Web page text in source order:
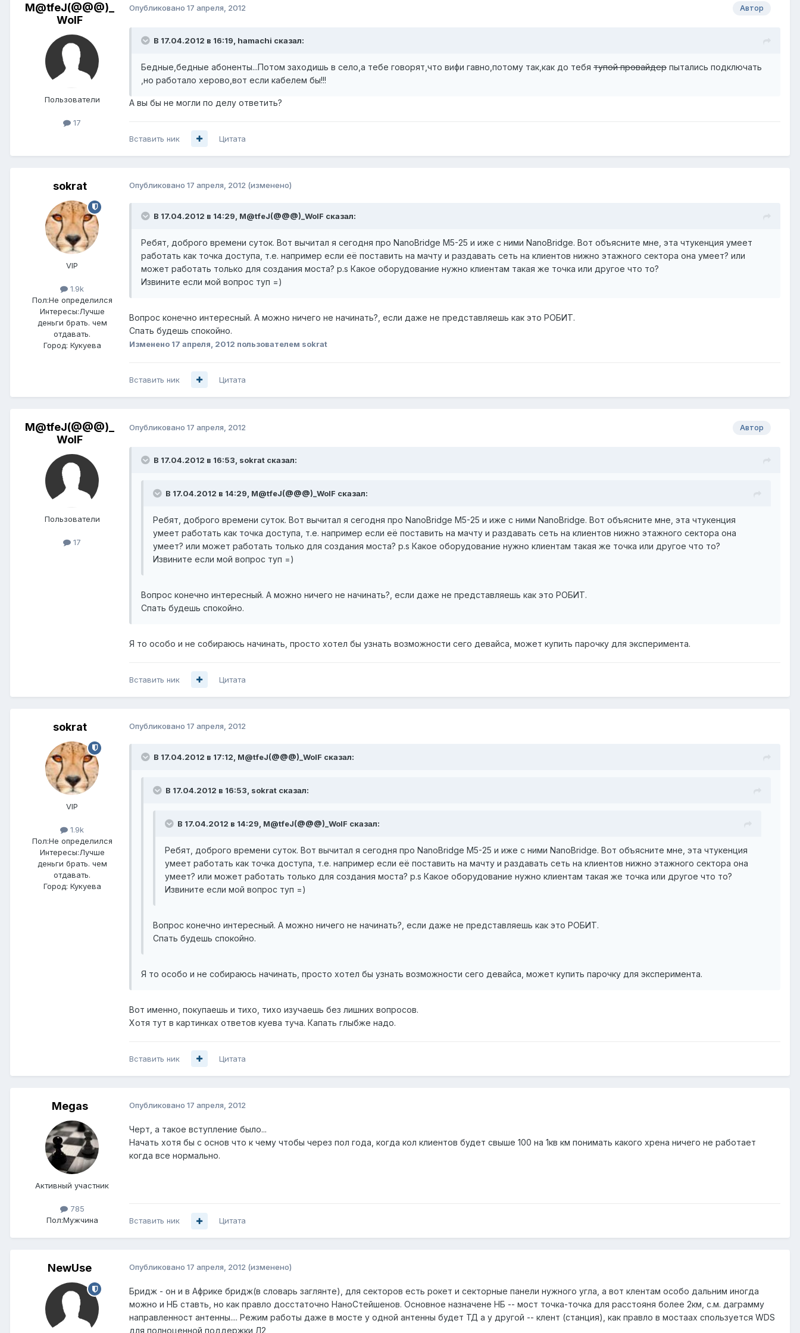
M@tfeJ(@@@)_
WolF
Пользователи
17
Автор
Опубликовано 17 апреля, 2012
В 17.04.2012 в 16:19, hamachi сказал:
Бедные,бедные абоненты...Потом заходишь в село,а тебе говорят,что вифи гавно,потому так,как до тебя тупой провайдер пытались подключать
,но работало херово,вот если кабелем бы!!!
А вы бы не могли по делу ответить?
Вставить ник Цитата
sokrat
VIP
1.9k
Пол:Не определился
Интересы:Лучше
деньги брать. чем
отдавать.
Город: Кукуева
Опубликовано 17 апреля, 2012 (изменено)
В 17.04.2012 в 14:29, M@tfeJ(@@@)_WolF сказал:
Ребят, доброго времени суток. Вот вычитал я сегодня про NanoBridge M5-25 и иже с ними NanoBridge. Вот объясните мне, эта чтукенция умеет
работать как точка доступа, т.е. например если её поставить на мачту и раздавать сеть на клиентов нижно этажного сектора она умеет? или
может работать только для создания моста? p.s Какое оборудование нужно клиентам такая же точка или другое что то?
Извините если мой вопрос туп =)
Вопрос конечно интересный. А можно ничего не начинать?, если даже не представляешь как это РОБИТ.
Спать будешь спокойно.
Изменено 17 апреля, 2012 пользователем sokrat
Вставить ник Цитата
M@tfeJ(@@@)_
WolF
Пользователи
17
Автор
Опубликовано 17 апреля, 2012
В 17.04.2012 в 16:53, sokrat сказал:
В 17.04.2012 в 14:29, M@tfeJ(@@@)_WolF сказал:
Ребят, доброго времени суток. Вот вычитал я сегодня про NanoBridge M5-25 и иже с ними NanoBridge. Вот объясните мне, эта чтукенция
умеет работать как точка доступа, т.е. например если её поставить на мачту и раздавать сеть на клиентов нижно этажного сектора она
умеет? или может работать только для создания моста? p.s Какое оборудование нужно клиентам такая же точка или другое что то?
Извините если мой вопрос туп =)
Вопрос конечно интересный. А можно ничего не начинать?, если даже не представляешь как это РОБИТ.
Спать будешь спокойно.
Я то особо и не собираюсь начинать, просто хотел бы узнать возможности сего девайса, может купить парочку для эксперимента.
Вставить ник Цитата
sokrat
VIP
1.9k
Пол:Не определился
Интересы:Лучше
деньги брать. чем
отдавать.
Город: Кукуева
Опубликовано 17 апреля, 2012
В 17.04.2012 в 17:12, M@tfeJ(@@@)_WolF сказал:
В 17.04.2012 в 16:53, sokrat сказал:
В 17.04.2012 в 14:29, M@tfeJ(@@@)_WolF сказал:
Ребят, доброго времени суток. Вот вычитал я сегодня про NanoBridge M5-25 и иже с ними NanoBridge. Вот объясните мне, эта чтукенция
умеет работать как точка доступа, т.е. например если её поставить на мачту и раздавать сеть на клиентов нижно этажного сектора она
умеет? или может работать только для создания моста? p.s Какое оборудование нужно клиентам такая же точка или другое что то?
Извините если мой вопрос туп =)
Вопрос конечно интересный. А можно ничего не начинать?, если даже не представляешь как это РОБИТ.
Спать будешь спокойно.
Я то особо и не собираюсь начинать, просто хотел бы узнать возможности сего девайса, может купить парочку для эксперимента.
Вот именно, покупаешь и тихо, тихо изучаешь без лишних вопросов.
Хотя тут в картинках ответов куева туча. Капать глыбже надо.
Вставить ник Цитата
Megas
Активный участник
785
Пол:Мужчина
Опубликовано 17 апреля, 2012
Черт, а такое вступление было...
Начать хотя бы с основ что к чему чтобы через пол года, когда кол клиентов будет свыше 100 на 1кв км понимать какого хрена ничего не работает
когда все нормально.
Вставить ник Цитата
NewUse Опубликовано 17 апреля, 2012 (изменено)
Бридж - он и в Африке бридж(в словарь заглянте), для секторов есть рокет и секторные панели нужного угла, а вот клентам особо дальним иногда
можно и НБ ставть, но как правло досстаточно НаноСтейшенов. Основное назначене НБ -- мост точка-точка для расстояня более 2км, с.м. даграмму
направленност антенны.... Режим работы даже в мосте у одной антенны будет ТД а у другой -- клент (станция), как правло в мостаах спользуется WDS
для полноценной поддержки Л2